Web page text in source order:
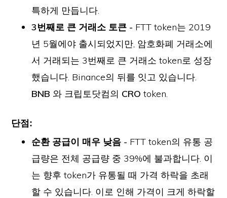
특하게 만듭니다.
3번째로 큰 거래소 토큰 - FTT token는 2019
년 5월에야 출시되었지만, 암호화폐 거래소에
서 거래되는 3번째로 큰 거래소 token로 성장
했습니다. Binance의 뒤를 잇고 있습니다.
BNB 와 크립토닷컴의 CRO token.
단점:
순환 공급이 매우 낮음 - FTT token의 유통 공
급량은 전체 공급량 중 39%에 불과합니다. 이
는 향후 token가 유통될 때 가격 하락을 초래
할 수 있습니다. 이로 인해 가격이 크게 하락할